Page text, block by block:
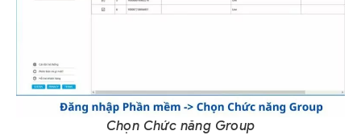
Chọn Chức năng Group